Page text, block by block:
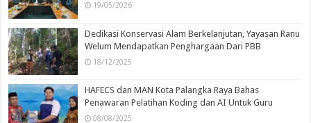
19/05/2026
Dedikasi Konservasi Alam Berkelanjutan, Yayasan Ranu
Welum Mendapatkan Penghargaan Dari PBB
18/12/2025
HAFECS dan MAN Kota Palangka Raya Bahas
Penawaran Pelatihan Koding dan AI Untuk Guru
08/08/2025